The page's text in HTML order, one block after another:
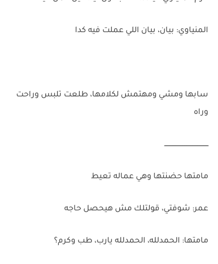
المنياوي: بيان، بيان اللي عملت فيه كدا
سابها ومشي ومهتمش لكلامها، طلعت تلبس وراحت
وراه
ـــــــــــــــــــــــــــــــــــــــــــــ
مامتها حضنتها وهي عماله تعيط
عمر: شوفتي، قولتلك مش هيحصل حاجه
مامتها: الحمدلله، الحمدلله يارب، طب وكرم؟